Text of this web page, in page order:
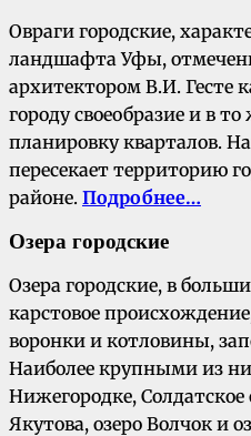
Овраги городские,
ландшафта Уфы,
архитектором В.И. Гесте
городу своеобразие и в
планировку кварталов.
пересекает территорию
районе. Подробнее…
Озера городские
Озера городские, в
карстовое
воронки и котловины,
Наиболее крупными из
Нижегородке, Солдатское
Якутова, озеро Волчок и